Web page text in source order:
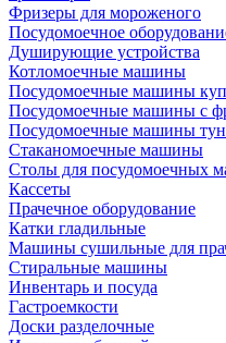
Фризеры для мороженого
Посудомоечное
Душирующие устройства
Котломоечные машины
Посудомоечные машины
Посудомоечные машины с
Посудомоечные машины
Стаканомоечные машины
Столы для посудомоечных
Кассеты
Прачечное оборудование
Катки гладильные
Машины сушильные для
Стиральные машины
Инвентарь и посуда
Гастроемкости
Доски разделочные